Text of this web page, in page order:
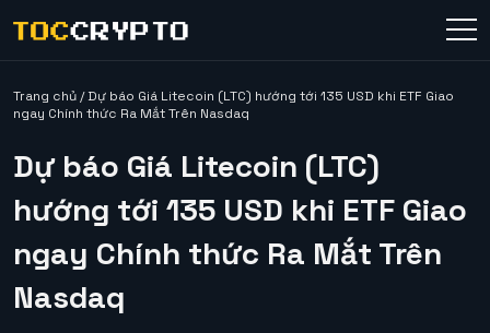
Trang chủ/Dự báo Giá Litecoin (LTC) hướng tới 135 USD khi ETF Giao
ngay Chính thức Ra Mắt Trên Nasdaq
Dự báo Giá Litecoin (LTC)
hướng tới 135 USD khi ETF Giao
ngay Chính thức Ra Mắt Trên
Nasdaq